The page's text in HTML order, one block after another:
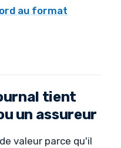
au format
tient
un assureur
valeur parce qu'il